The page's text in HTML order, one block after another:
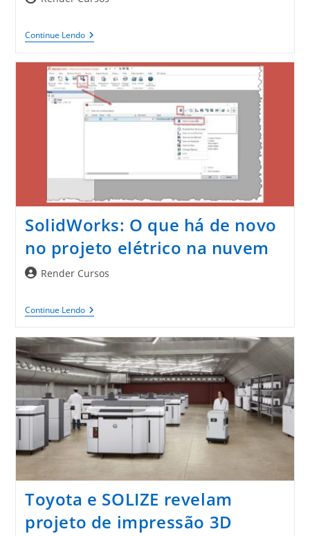
Continue LendoA
Integração
Com
Soluções
PDM/PLM
SolidWorks: O que há de novo
no projeto elétrico na nuvem
AutorRender Cursos
Continue LendoSolidWorks:
O
Há
De
Novo
No
Projeto
Elétrico
Na
Nuvem
Toyota e SOLIZE revelam
projeto de impressão 3D